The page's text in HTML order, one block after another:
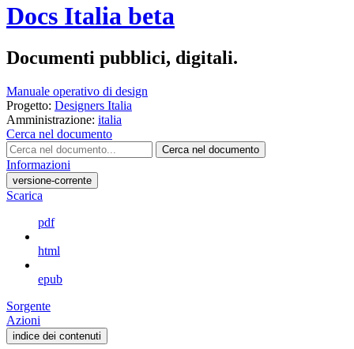
Docs Italia beta
Documenti pubblici, digitali.
Manuale operativo di design
Progetto: Designers Italia
Amministrazione: italia
Cerca nel documento
Cerca nel documento
Informazioni
versione-corrente
Scarica
pdf
html
epub
Sorgente
Azioni
indice dei contenuti